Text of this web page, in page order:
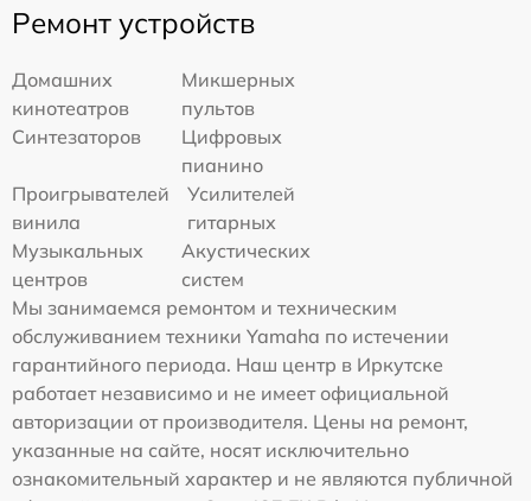
Ремонт устройств
Домашних
кинотеатров
Микшерных
пультов
Синтезаторов
Цифровых
пианино
Проигрывателей
винила
Усилителей
гитарных
Музыкальных
центров
Акустических
систем
Мы занимаемся ремонтом и техническим
обслуживанием техники Yamaha по истечении
гарантийного периода. Наш центр в Иркутске
работает независимо и не имеет официальной
авторизации от производителя. Цены на ремонт,
указанные на сайте, носят исключительно
ознакомительный характер и не являются публичной